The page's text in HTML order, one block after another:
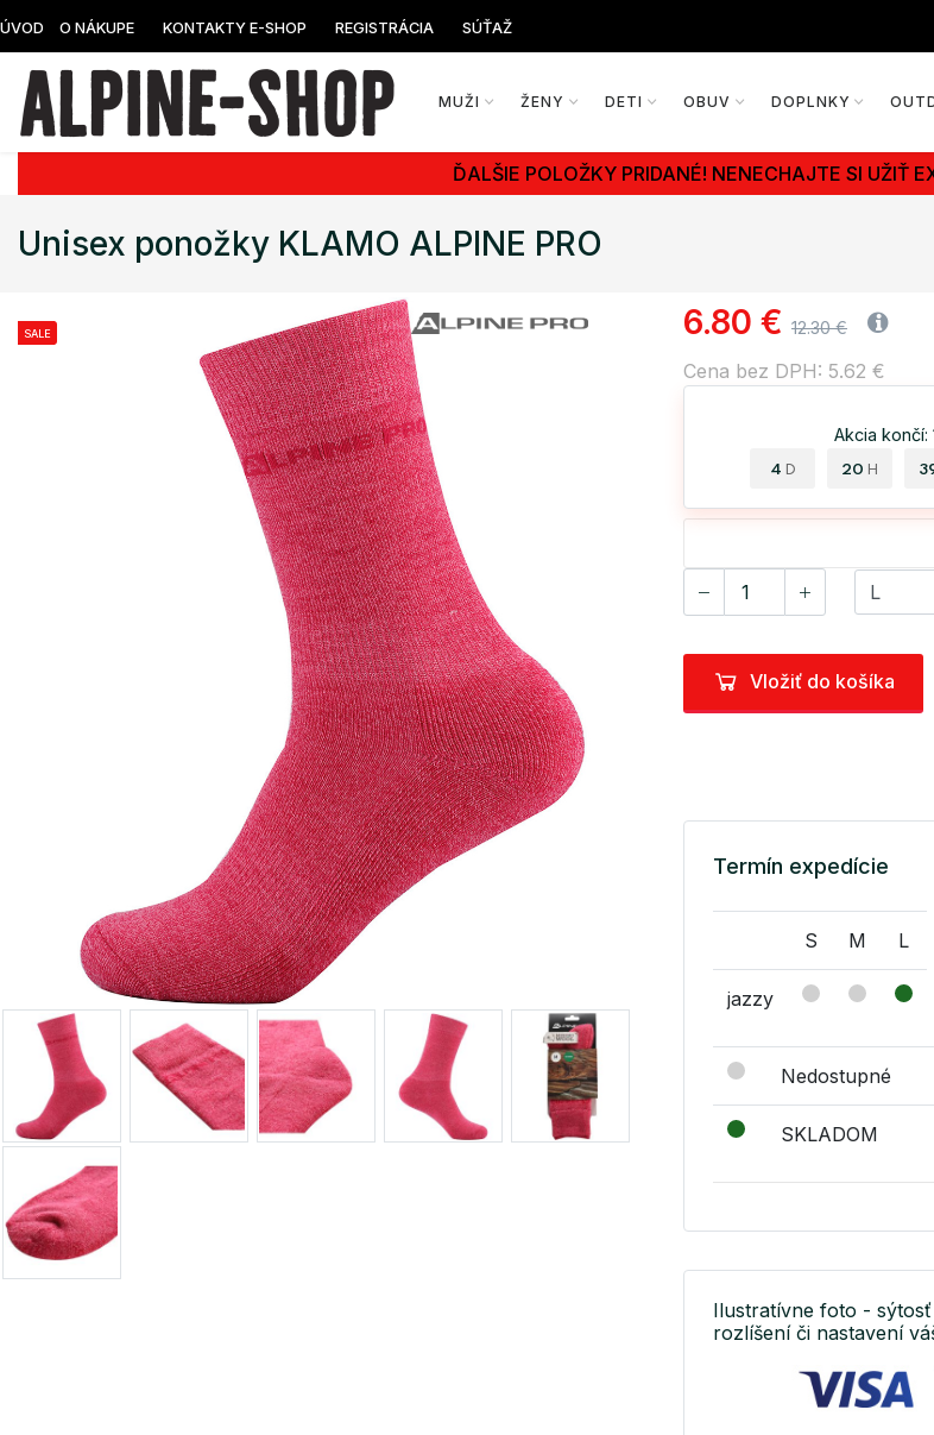
ÚVOD O NÁKUPE KONTAKTY E-SHOP REGISTRÁCIA SÚŤAŽ
MUŽI ŽENY DETI OBUV DOPLNKY
ĎALŠIE POLOŽKY PRIDANÉ! NENECHAJTE SI UŽIŤ
Unisex ponožky KLAMO ALPINE PRO
SALE 6.80 € 12.30 €
Cena bez DPH: 5.62 €
Akcia končí:
4 D 20 H
Vložiť do košíka
Termín expedície
S M L
jazzy
Nedostupné
SKLADOM
Ilustratívne foto -
rozlíšení či nastavení